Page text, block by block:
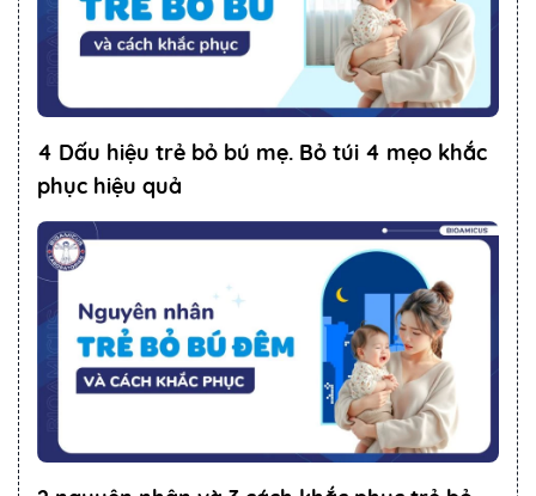
4 Dấu hiệu trẻ bỏ bú mẹ. Bỏ túi 4 mẹo khắc
phục hiệu quả